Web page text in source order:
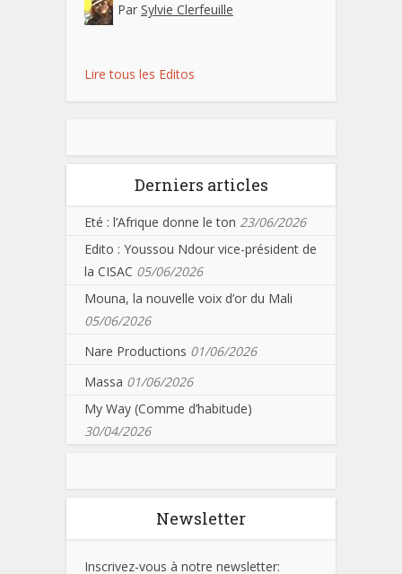
Par Sylvie Clerfeuille
Lire tous les Editos
Derniers articles
Eté : l’Afrique donne le ton 23/06/2026
Edito : Youssou Ndour vice-président de
la CISAC 05/06/2026
Mouna, la nouvelle voix d’or du Mali
05/06/2026
Nare Productions 01/06/2026
Massa 01/06/2026
My Way (Comme d’habitude)
30/04/2026
Newsletter
Inscrivez-vous à notre newsletter: